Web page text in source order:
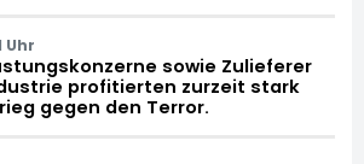
Uhr
sowie Zulieferer
profitierten zurzeit stark
gegen den Terror.